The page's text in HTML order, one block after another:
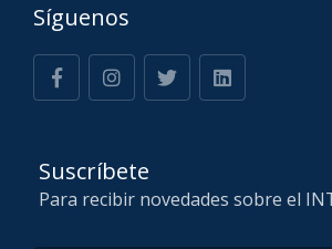
Síguenos
Suscríbete
Para recibir novedades sobre el